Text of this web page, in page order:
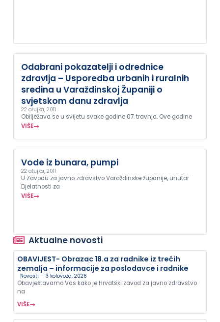
Odabrani pokazatelji i odrednice
zdravlja – Usporedba urbanih i ruralnih
sredina u Varaždinskoj Županiji o
svjetskom danu zdravlja
22 ožujka, 2011
Obilježava se u svijetu svake godine 07. travnja. Ove godine
VIŠE
Vode iz bunara, pumpi
22 ožujka, 2011
U Zavodu za javno zdravstvo Varaždinske županije, unutar
Djelatnosti za
VIŠE
Aktualne novosti
OBAVIJEST- Obrazac 18.a za radnike iz trećih
zemalja – informacije za poslodavce i radnike
Novosti 3 kolovoza, 2026
Obavještavamo Vas kako je Hrvatski zavod za javno zdravstvo
na
VIŠE